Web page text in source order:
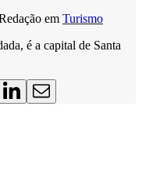
em Turismo
é a capital de Santa